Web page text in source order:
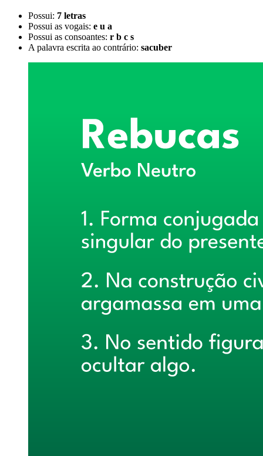
Possui: 7 letras
Possui as vogais: e u a
Possui as consoantes: r b c s
A palavra escrita ao contrário: sacuber